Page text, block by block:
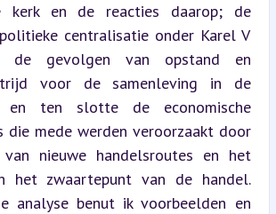
kerk en de reacties daarop; de
centralisatie onder Karel V
gevolgen van opstand en
voor de samenleving in de
en ten slotte de economische
die mede werden veroorzaakt door
nieuwe handelsroutes en het
het zwaartepunt van de handel.
analyse benut ik voorbeelden en